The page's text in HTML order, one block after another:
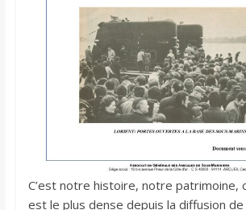
C’est notre histoire, notre patrimoine,
est le plus dense depuis la diffusion de